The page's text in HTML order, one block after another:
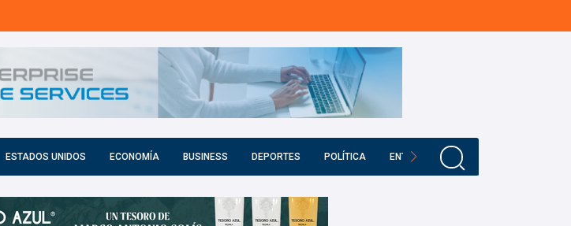
ESTADOS UNIDOS ECONOMÍA BUSINESS DEPORTES POLÍTICA ENTRETENIMIENTO